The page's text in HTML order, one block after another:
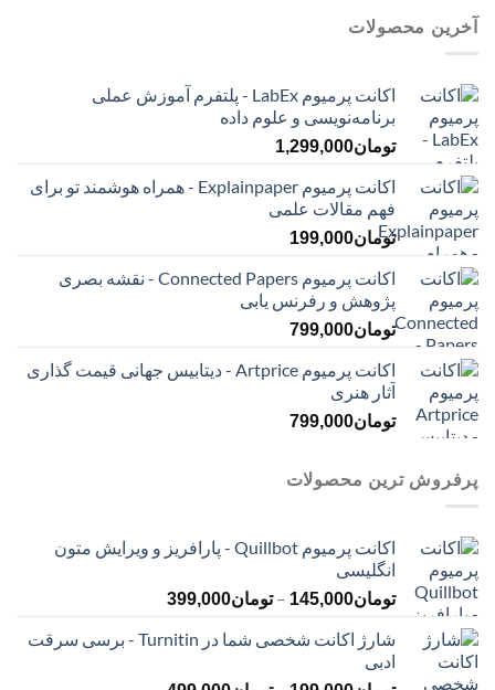
آخرین محصولات
اکانت پرمیوم LabEx - پلتفرم آموزش عملی
برنامه‌نویسی و علوم داده
تومان1,299,000
اکانت پرمیوم Explainpaper - همراه هوشمند تو برای
فهم مقالات علمی
تومان199,000
اکانت پرمیوم Connected Papers - نقشه بصری
پژوهش و رفرنس یابی
تومان799,000
اکانت پرمیوم Artprice - دیتابیس جهانی قیمت ‌گذاری
آثار هنری
تومان799,000
پرفروش ترین محصولات
اکانت پرمیوم Quillbot - پارافریز و ویرایش متون
انگلیسی
تومان145,000
– تومان399,000محدوده
تومان145,000
شارژ اکانت شخصی شما در Turnitin - برسی سرقت
ادبی